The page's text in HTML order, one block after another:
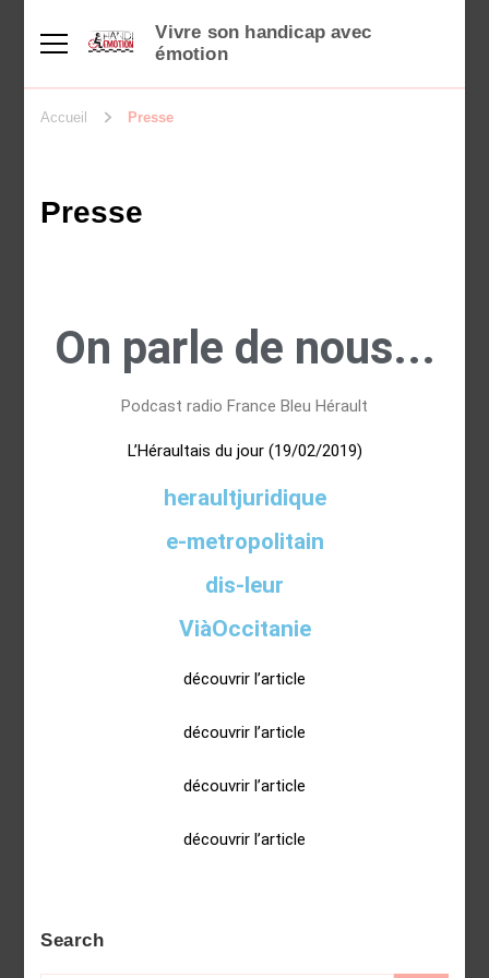
Vivre son handicap avec
émotion
Accueil Presse
Presse
On parle de nous...
Podcast radio France Bleu Hérault
L’Héraultais du jour (19/02/2019)
heraultjuridique
e-metropolitain
dis-leur
ViàOccitanie
découvrir l’article
découvrir l’article
découvrir l’article
découvrir l’article
Search